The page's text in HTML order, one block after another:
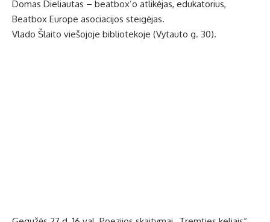
Domas Dieliautas – beatbox’o atlikėjas, edukatorius,
Beatbox Europe asociacijos steigėjas.
Vlado Šlaito viešojoje bibliotekoje (Vytauto g. 30).